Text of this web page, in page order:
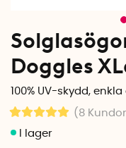
Doggles
100% UV-skydd,
(8